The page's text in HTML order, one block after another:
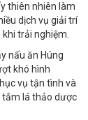
thiên nhiên làm
dịch vụ giải trí
trải nghiệm.
nấu ăn Húng
khó hình
vụ tận tình và
tắm lá thảo dược